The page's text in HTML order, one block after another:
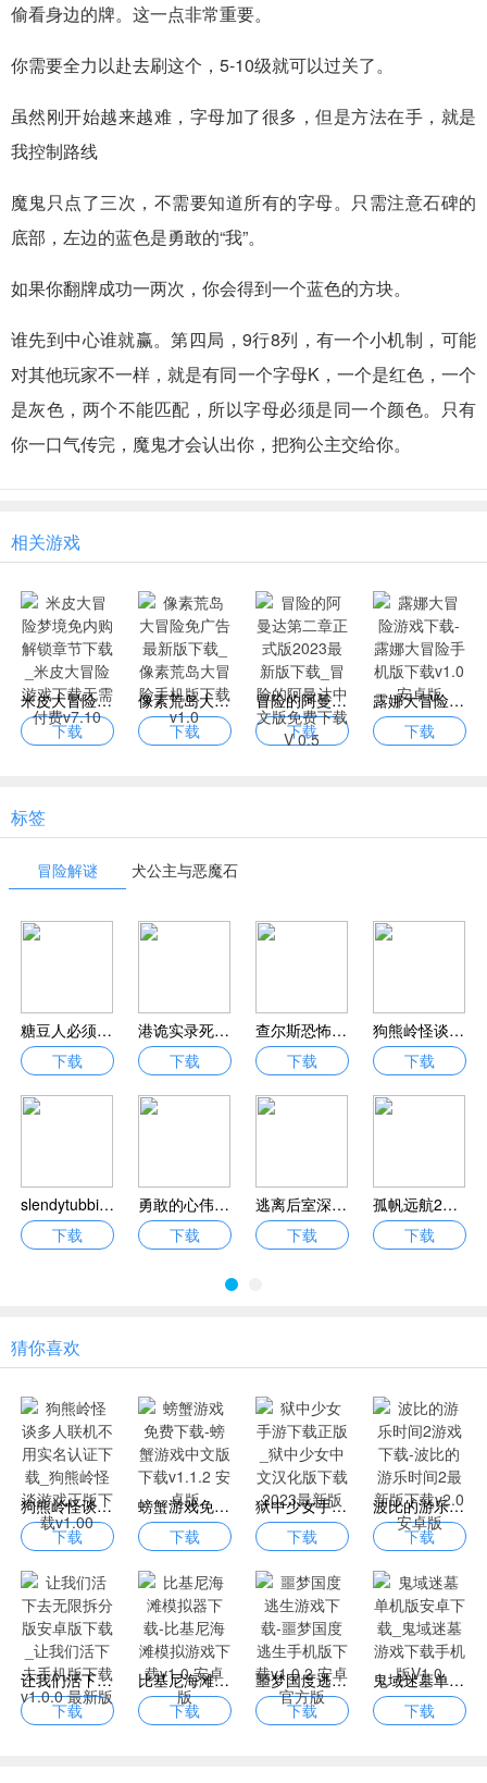
偷看身边的牌。这一点非常重要。
你需要全力以赴去刷这个，5-10级就可以过关了。
虽然刚开始越来越难，字母加了很多，但是方法在手，就是
我控制路线
魔鬼只点了三次，不需要知道所有的字母。只需注意石碑的
底部，左边的蓝色是勇敢的“我”。
如果你翻牌成功一两次，你会得到一个蓝色的方块。
谁先到中心谁就赢。第四局，9行8列，有一个小机制，可能
对其他玩家不一样，就是有同一个字母K，一个是红色，一个
是灰色，两个不能匹配，所以字母必须是同一个颜色。只有
你一口气传完，魔鬼才会认出你，把狗公主交给你。
相关游戏
米皮大冒险梦境免内购解锁章节下载_米皮大冒险游戏下载无需付费v7.10
下载
像素荒岛大冒险免广告最新版下载_像素荒岛大冒险手机版下载v1.0
下载
冒险的阿曼达第二章正式版2023最新版下载_冒险的阿曼达中文版免费下载V 0.5
下载
露娜大冒险游戏下载-露娜大冒险手机版下载v1.0 安卓版
下载
标签
冒险解谜
犬公主与恶魔石
糖豆人必须死游戏下载_糖豆人必须死免费版V0.2
下载
港诡实录死亡之旅最新破解Ban-港诡实录死亡之旅免费破解Ban下载2022版
下载
查尔斯恐怖火车手机版正版下载_查尔斯恐怖火车游戏安卓版下载v1.0
下载
狗熊岭怪谈多人联机不用实名认证下载_狗熊岭怪谈游戏正版下载v1.00
下载
slendytubbies2内置菜单版多人联机下载_slendytubbies2最新版下载v1.1
下载
勇敢的心伟大战争免费全解锁版汉化版下载_勇敢的心伟大战争手机版下载v1.0.0
下载
逃离后室深度恐惧手机版下载中文版_逃离后室深度恐惧游戏下载单机版v1.0
下载
孤帆远航2无限燃料版中文版免费下载_孤帆远航2涌变暗潮安卓版下载v1.31
下载
猜你喜欢
狗熊岭怪谈多人联机不用实名认证下载_狗熊岭怪谈游戏正版下载v1.00
下载
螃蟹游戏免费下载-螃蟹游戏中文版下载v1.1.2 安卓版
下载
狱中少女手游下载正版_狱中少女中文汉化版下载2023最新版
下载
波比的游乐时间2游戏下载-波比的游乐时间2最新版下载v2.0 安卓版
下载
让我们活下去无限拆分版安卓版下载_让我们活下去手机版下载v1.0.0 最新版
下载
比基尼海滩模拟器下载-比基尼海滩模拟游戏下载v1.0 安卓版
下载
噩梦国度逃生游戏下载-噩梦国度逃生手机版下载v1.0.2 安卓官方版
下载
鬼域迷墓单机版安卓下载_鬼域迷墓游戏下载手机版V1.0
下载